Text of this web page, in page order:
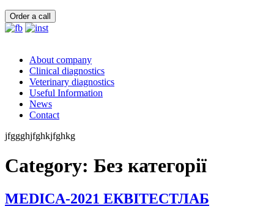
Order a call
About company
Clinical diagnostics
Veterinary diagnostics
Useful Information
News
Contact
jfggghjfghkjfghkg
Category: Без категорії
MEDICA-2021 ЕКВІТЕСТЛАБ